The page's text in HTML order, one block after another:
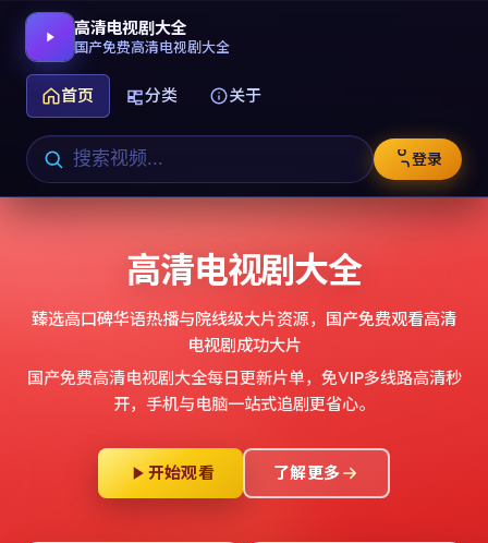
高清电视剧大全
国产免费高清电视剧大全
首页 分类 关于
登录
高清电视剧大全
臻选高口碑华语热播与院线级大片资源， 国产免费观看高清
电视剧成功大片
国产免费高清电视剧大全每日更新片单，免VIP多线路高清秒
开，手机与电脑一站式追剧更省心。
开始观看 了解更多